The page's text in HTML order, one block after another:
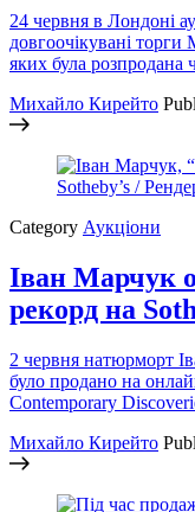
24 червня в Лондоні
довгоочікувані
яких була розпродана
Михайло Кирейто
Category Аукціони
Іван Марчук
рекорд на
2 червня натюрморт
було продано на
Contemporary
Михайло Кирейто